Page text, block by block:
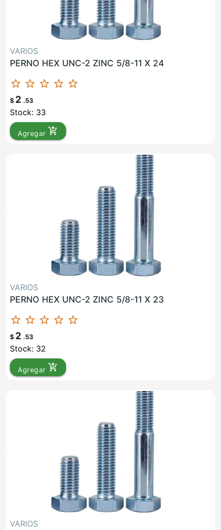
VARIOS
PERNO HEX UNC-2 ZINC 5/8-11 X 24
star_border star_border star_border star_border star_border
$ 2 .53
Stock: 33
Agregar add_shopping_cart
VARIOS
PERNO HEX UNC-2 ZINC 5/8-11 X 23
star_border star_border star_border star_border star_border
$ 2 .53
Stock: 32
Agregar add_shopping_cart
VARIOS